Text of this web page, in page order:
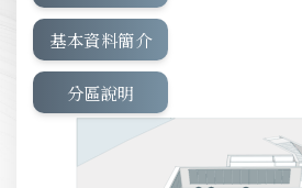
基本資料簡介
分區說明